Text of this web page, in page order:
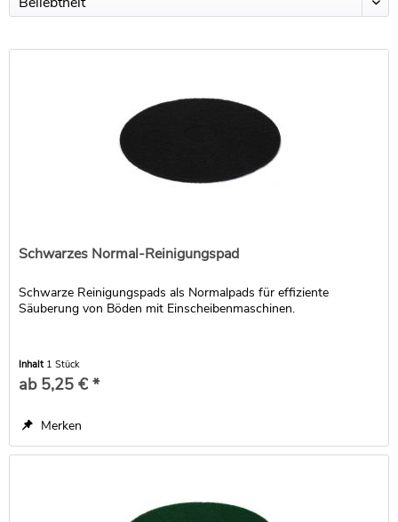
Schwarzes Normal-Reinigungspad
Schwarze Reinigungspads als Normalpads für effiziente
Säuberung von Böden mit Einscheibenmaschinen.
Inhalt 1 Stück
ab 5,25 € *
Merken